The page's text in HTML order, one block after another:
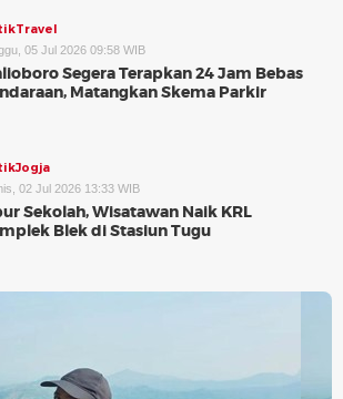
05 Jul 2026 09:58 WIB
Segera Terapkan 24 Jam Bebas
Matangkan Skema Parkir
02 Jul 2026 13:33 WIB
Sekolah, Wisatawan Naik KRL
Blek di Stasiun Tugu